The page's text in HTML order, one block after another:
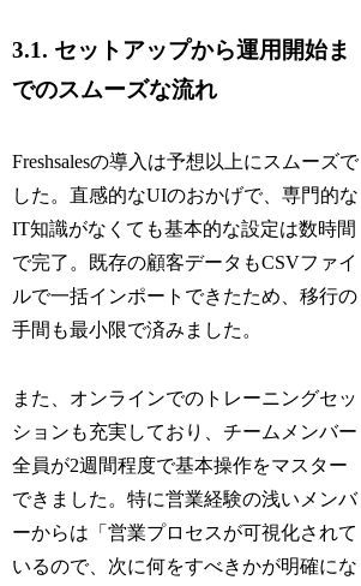
3.1. セットアップから運用開始ま
でのスムーズな流れ
Freshsalesの導入は予想以上にスムーズで
した。直感的なUIのおかげで、専門的な
IT知識がなくても基本的な設定は数時間
で完了。既存の顧客データもCSVファイ
ルで一括インポートできたため、移行の
手間も最小限で済みました。
また、オンラインでのトレーニングセッ
ションも充実しており、チームメンバー
全員が2週間程度で基本操作をマスター
できました。特に営業経験の浅いメンバ
ーからは「営業プロセスが可視化されて
いるので、次に何をすべきかが明確にな